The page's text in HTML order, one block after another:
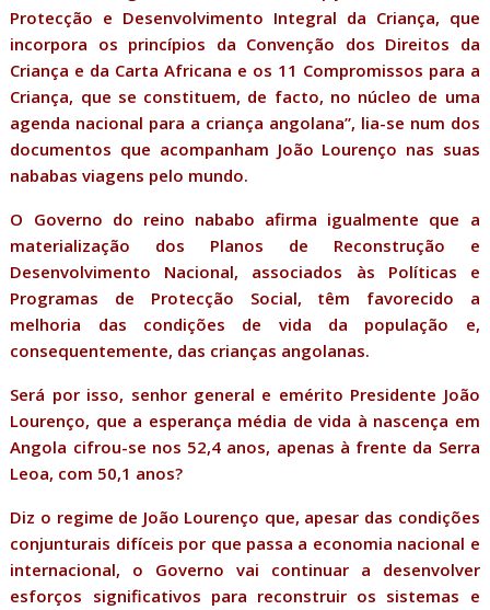
Protecção e Desenvolvimento Integral da Criança, que
incorpora os princípios da Convenção dos Direitos da
Criança e da Carta Africana e os 11 Compromissos para a
Criança, que se constituem, de facto, no núcleo de uma
agenda nacional para a criança angolana”, lia-se num dos
documentos que acompanham João Lourenço nas suas
nababas viagens pelo mundo.
O Governo do reino nababo afirma igualmente que a
materialização dos Planos de Reconstrução e
Desenvolvimento Nacional, associados às Políticas e
Programas de Protecção Social, têm favorecido a
melhoria das condições de vida da população e,
consequentemente, das crianças angolanas.
Será por isso, senhor general e emérito Presidente João
Lourenço, que a esperança média de vida à nascença em
Angola cifrou-se nos 52,4 anos, apenas à frente da Serra
Leoa, com 50,1 anos?
Diz o regime de João Lourenço que, apesar das condições
conjunturais difíceis por que passa a economia nacional e
internacional, o Governo vai continuar a desenvolver
esforços significativos para reconstruir os sistemas e